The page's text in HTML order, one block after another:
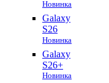
Новинка
Galaxy
S26
Новинка
Galaxy
S26+
Новинка